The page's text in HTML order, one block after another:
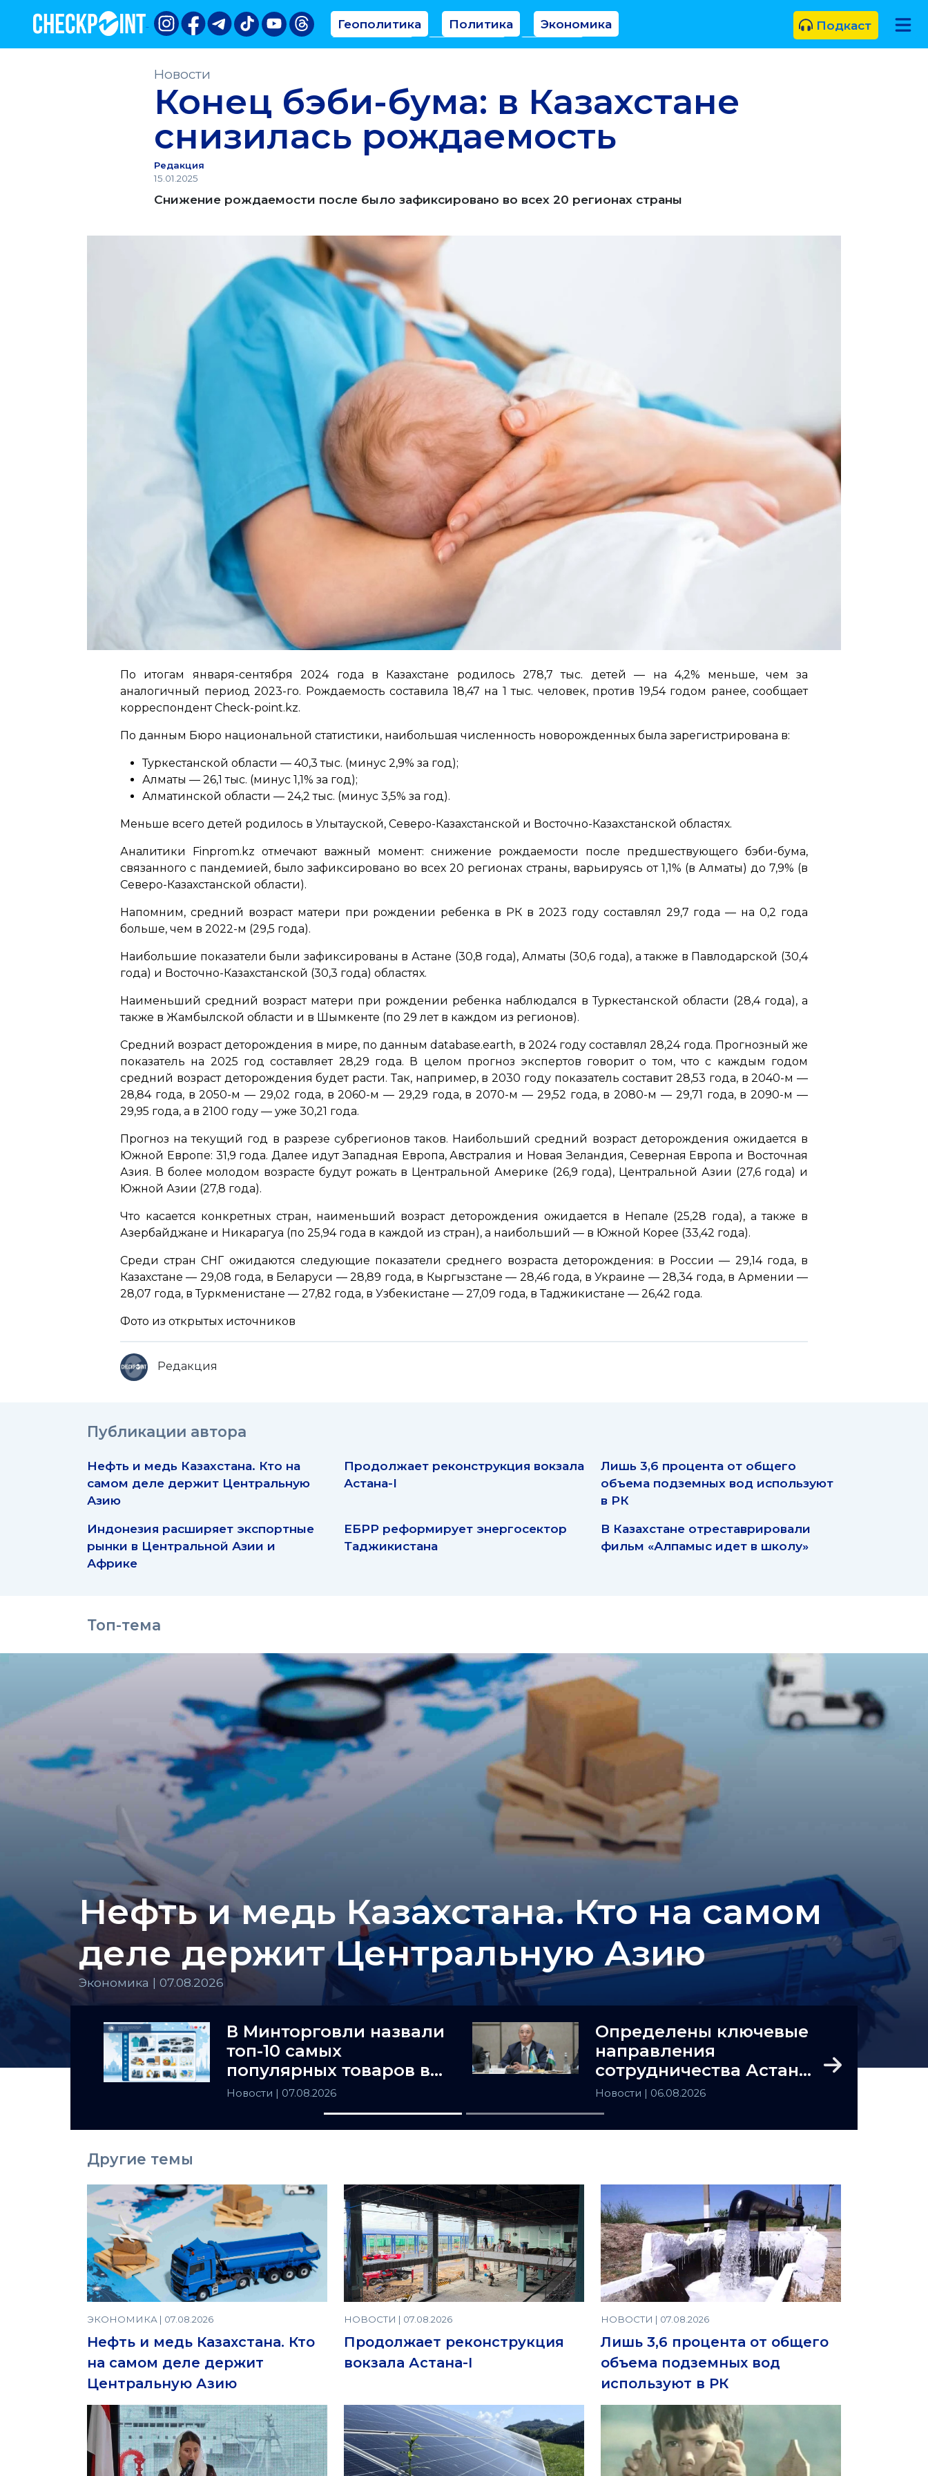
Геополитика Политика
Экономика
Аналитика
Интервью Мнение
Подкаст
Новости
Конец бэби-бума: в Казахстане
снизилась рождаемость
Редакция
15.01.2025
Снижение рождаемости после было зафиксировано во всех 20 регионах страны
По итогам января-сентября 2024 года в Казахстане родилось 278,7 тыс. детей — на 4,2% меньше, чем за
аналогичный период 2023-го. Рождаемость составила 18,47 на 1 тыс. человек, против 19,54 годом ранее, сообщает
корреспондент Check-point.kz.
По данным Бюро национальной статистики, наибольшая численность новорожденных была зарегистрирована в:
Туркестанской области — 40,3 тыс. (минус 2,9% за год);
Алматы — 26,1 тыс. (минус 1,1% за год);
Алматинской области — 24,2 тыс. (минус 3,5% за год).
Меньше всего детей родилось в Улытауской, Северо-Казахстанской и Восточно-Казахстанской областях.
Аналитики Finprom.kz отмечают важный момент: снижение рождаемости после предшествующего бэби-бума,
связанного с пандемией, было зафиксировано во всех 20 регионах страны, варьируясь от 1,1% (в Алматы) до 7,9% (в
Северо-Казахстанской области).
Напомним, средний возраст матери при рождении ребенка в РК в 2023 году составлял 29,7 года — на 0,2 года
больше, чем в 2022-м (29,5 года).
Наибольшие показатели были зафиксированы в Астане (30,8 года), Алматы (30,6 года), а также в Павлодарской (30,4
года) и Восточно-Казахстанской (30,3 года) областях.
Наименьший средний возраст матери при рождении ребенка наблюдался в Туркестанской области (28,4 года), а
также в Жамбылской области и в Шымкенте (по 29 лет в каждом из регионов).
Средний возраст деторождения в мире, по данным database.earth, в 2024 году составлял 28,24 года. Прогнозный же
показатель на 2025 год составляет 28,29 года. В целом прогноз экспертов говорит о том, что с каждым годом
средний возраст деторождения будет расти. Так, например, в 2030 году показатель составит 28,53 года, в 2040-м —
28,84 года, в 2050-м — 29,02 года, в 2060-м — 29,29 года, в 2070-м — 29,52 года, в 2080-м — 29,71 года, в 2090-м —
29,95 года, а в 2100 году — уже 30,21 года.
Прогноз на текущий год в разрезе субрегионов таков. Наибольший средний возраст деторождения ожидается в
Южной Европе: 31,9 года. Далее идут Западная Европа, Австралия и Новая Зеландия, Северная Европа и Восточная
Азия. В более молодом возрасте будут рожать в Центральной Америке (26,9 года), Центральной Азии (27,6 года) и
Южной Азии (27,8 года).
Что касается конкретных стран, наименьший возраст деторождения ожидается в Непале (25,28 года), а также в
Азербайджане и Никарагуа (по 25,94 года в каждой из стран), а наибольший — в Южной Корее (33,42 года).
Среди стран СНГ ожидаются следующие показатели среднего возраста деторождения: в России — 29,14 года, в
Казахстане — 29,08 года, в Беларуси — 28,89 года, в Кыргызстане — 28,46 года, в Украине — 28,34 года, в Армении —
28,07 года, в Туркменистане — 27,82 года, в Узбекистане — 27,09 года, в Таджикистане — 26,42 года.
Фото из открытых источников
Редакция
Публикации автора
Нефть и медь Казахстана. Кто на
самом деле держит Центральную
Азию
Продолжает реконструкция вокзала
Астана-I
Лишь 3,6 процента от общего
объема подземных вод используют
в РК
Индонезия расширяет экспортные
рынки в Центральной Азии и
Африке
ЕБРР реформирует энергосектор
Таджикистана
В Казахстане отреставрировали
фильм «Алпамыс идет в школу»
Топ-тема
Нефть и медь Казахстана. Кто на самом
деле держит Центральную Азию
Экономика | 07.08.2026
В Минторговли назвали
топ-10 самых
популярных товаров в
Казахстане
Новости | 07.08.2026
Определены ключевые
направления
сотрудничества Астаны
и Ташкента
Новости | 06.08.2026
Next
Другие темы
ЭКОНОМИКА | 07.08.2026
Нефть и медь Казахстана. Кто
на самом деле держит
Центральную Азию
НОВОСТИ | 07.08.2026
Продолжает реконструкция
вокзала Астана-I
НОВОСТИ | 07.08.2026
Лишь 3,6 процента от общего
объема подземных вод
используют в РК